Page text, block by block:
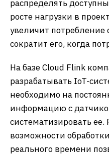
распределять
росте нагрузки в
увеличит потребление
сократит его, когда
На базе Cloud Flink
разрабатывать IoT-
необходимо на
информацию с
систематизировать
возможности
реального времени